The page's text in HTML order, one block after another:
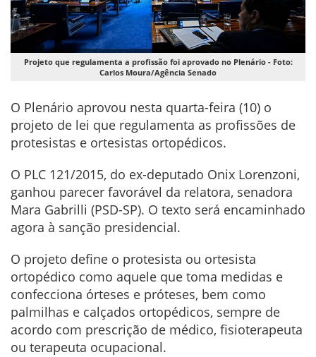
Projeto que regulamenta a profissão foi aprovado no Plenário - Foto:
Carlos Moura/Agência Senado
O Plenário aprovou nesta quarta-feira (10) o
projeto de lei que regulamenta as profissões de
protesistas e ortesistas ortopédicos.
O PLC 121/2015, do ex-deputado Onix Lorenzoni,
ganhou parecer favorável da relatora, senadora
Mara Gabrilli (PSD-SP). O texto será encaminhado
agora à sanção presidencial.
O projeto define o protesista ou ortesista
ortopédico como aquele que toma medidas e
confecciona órteses e próteses, bem como
palmilhas e calçados ortopédicos, sempre de
acordo com prescrição de médico, fisioterapeuta
ou terapeuta ocupacional.